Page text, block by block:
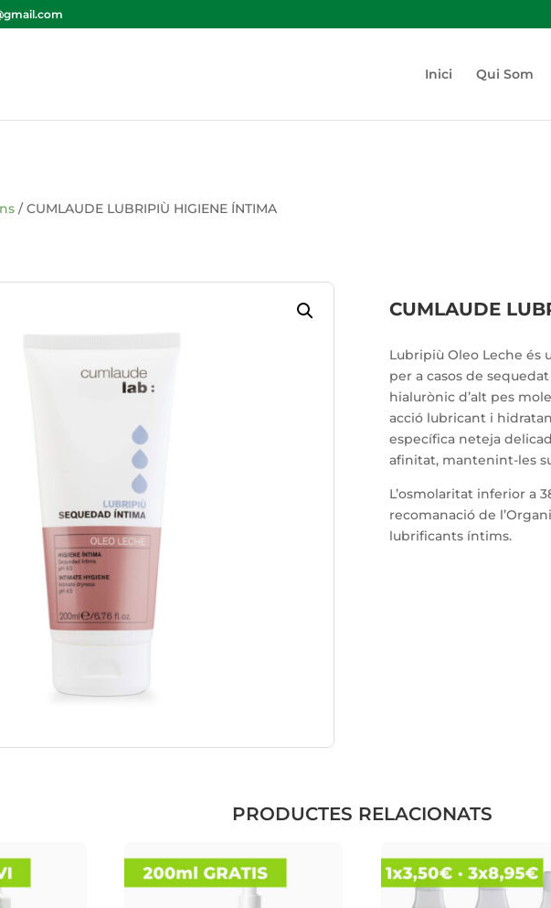
Inici Qui Som
/ CUMLAUDE LUBRIPIÙ HIGIENE ÍNTIMA
CUMLAUDE
Lubripiù Oleo Leche
per a casos de
hialurònic d’alt pes
acció lubricant i
específica neteja
afinitat, mantenint-les
L’osmolaritat inferior a
recomanació de
lubrificants íntims.
PRODUCTES RELACIONATS